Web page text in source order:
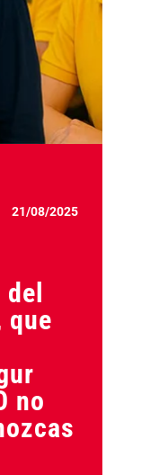
21/08/2025
del
que
no